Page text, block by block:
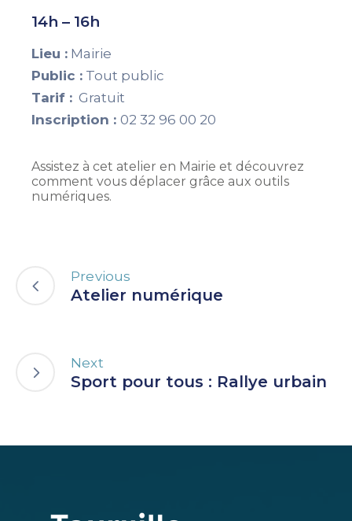
14h – 16h
Lieu : Mairie
Public : Tout public
Tarif : Gratuit
Inscription : 02 32 96 00 20
Assistez à cet atelier en Mairie et découvrez
comment vous déplacer grâce aux outils
numériques.
Previous
Atelier numérique
Next
Sport pour tous : Rallye urbain